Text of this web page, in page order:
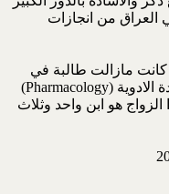
العراق من انجازات
كانت مازالت طالبة في
كلية الصيدلة وهو يعمل معيد لتدريس مادة الادوية (Pharmacology)
هو ابن واحد وثلاث